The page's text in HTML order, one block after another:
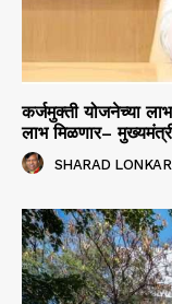
कर्जमुक्ती योजनेच्या
लाभ मिळणार–
SHARAD LONKAR